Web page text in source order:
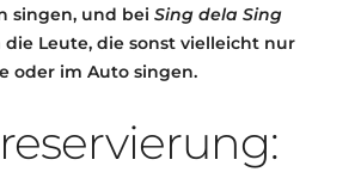
singen, und bei Sing dela Sing
Leute, die sonst vielleicht nur
oder im Auto singen.